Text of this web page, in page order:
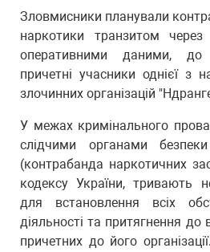
Зловмисники планували
наркотики транзитом
оперативними даними, до
причетні учасники однієї з
злочинних організацій
У межах кримінального
слідчими органами
(контрабанда наркотичних
кодексу України, тривають
для встановлення всіх
діяльності та притягнення до
причетних до його